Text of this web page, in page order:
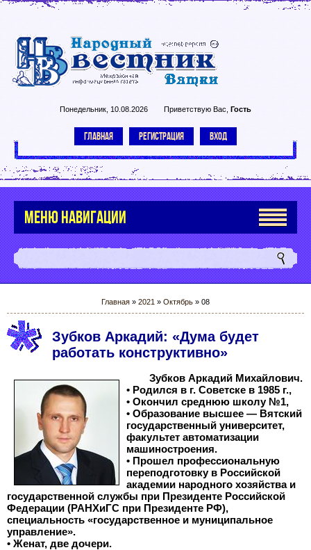
Понедельник, 10.08.2026 Приветствую Вас Гость
ГЛАВНАЯ РЕГИСТРАЦИЯ ВХОД
МЕНЮ НАВИГАЦИИ
Главная » 2021 » Октябрь » 08
Зубков Аркадий: «Дума будет
работать конструктивно»
Зубков Аркадий Михайлович.
• Родился в г. Советске в 1985 г.,
• Окончил среднюю школу №1,
• Образование высшее — Вятский
государственный университет,
факультет автоматизации
машиностроения.
• Прошел профессиональную
переподготовку в Российской
академии народного хозяйства и
государственной службы при Президенте Российской
Федерации (РАНХиГС при Президенте РФ),
специальность «государственное и муниципальное
управление».
• Женат, две дочери.